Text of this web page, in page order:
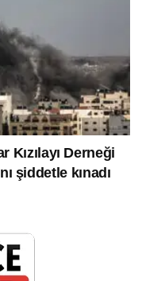
Kızılayı Derneği
şiddetle kınadı